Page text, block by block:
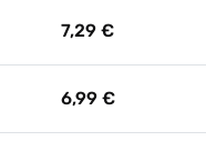
7,29 €
6,99 €